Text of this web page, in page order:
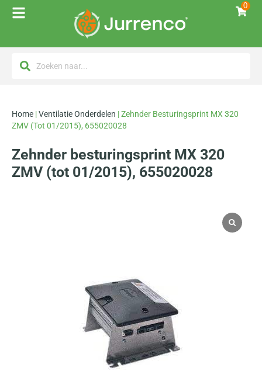
0
Home |Ventilatie Onderdelen |Zehnder Besturingsprint MX 320
ZMV (tot 01/2015), 655020028
Zehnder besturingsprint MX 320
ZMV (tot 01/2015), 655020028